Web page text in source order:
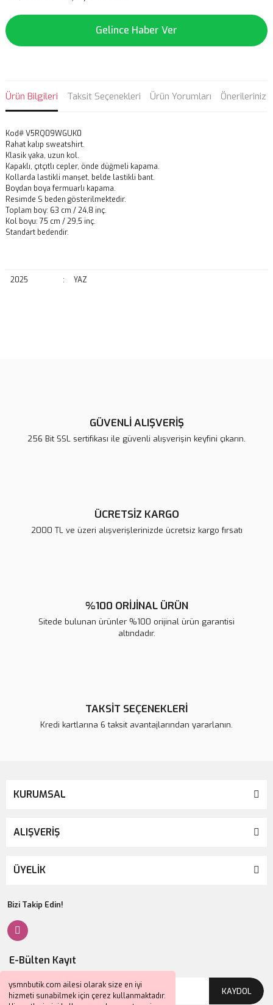
ysmnbutik.com ailesi olarak size en iyi
hizmeti sunabilmek için çerez kullanmaktadır.
Gelince Haber Ver
Ürün Bilgileri Taksit Seçenekleri Ürün Yorumları Önerileriniz
Kod# V5RQ09WGUK0
Rahat kalıp sweatshirt.
Klasik yaka, uzun kol.
Kapaklı, çıtçıtlı cepler, önde düğmeli kapama.
Kollarda lastikli manşet, belde lastikli bant.
Boydan boya fermuarlı kapama.
Resimde S beden gösterilmektedir.
Toplam boy: 63 cm / 24,8 inç.
Kol boyu: 75 cm / 29,5 inç.
Standart bedendir.
2025 : YAZ
Ürün açıklamasında eksik bilgiler bulunuyor.
GÜVENLİ ALIŞVERİŞ
256 Bit SSL sertifikası ile güvenli alışverişin keyfini çıkarın.
ÜCRETSİZ KARGO
2000 TL ve üzeri alışverişlerinizde ücretsiz kargo fırsatı
%100 ORİJİNAL ÜRÜN
Sitede bulunan ürünler %100 orijinal ürün garantisi
altındadır.
TAKSİT SEÇENEKLERİ
Kredi kartlarına 6 taksit avantajlarından yararlanın.
KURUMSAL
ALIŞVERİŞ
ÜYELİK
Bizi Takip Edin!
E-Bülten Kayıt
KAYDOL